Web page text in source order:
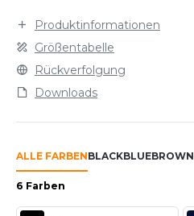
HIVIZ
- BLANKS
Produktinformationen
Größentabelle
Rückverfolgung
Downloads
ALLE FARBENBLACKBLUEBROWN
6 Farben